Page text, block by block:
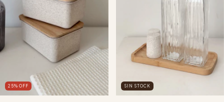
25% OFF SIN STOCK